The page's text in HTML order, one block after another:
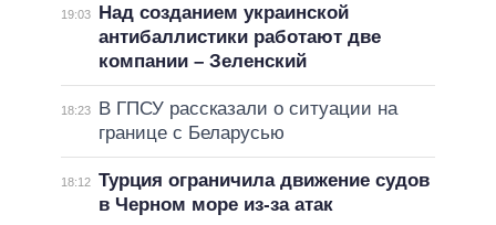
19:03
Над созданием украинской
антибаллистики работают две
компании – Зеленский
18:23
В ГПСУ рассказали о ситуации на
границе с Беларусью
18:12 Турция ограничила движение судов
в Черном море из-за атак